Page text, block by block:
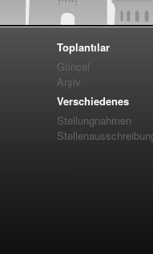
Toplantılar
Güncel
Arşiv
Verschiedenes
Stellungnahmen